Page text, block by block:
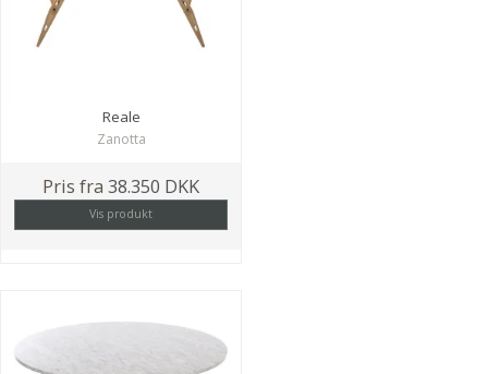
Reale
Zanotta
Pris fra 38.350 DKK
Vis produkt